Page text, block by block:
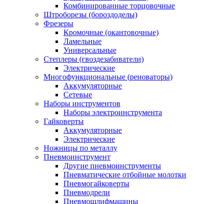
Комбинированные торцовочные
Штроборезы (бороздоделы)
Фрезеры
Кромочные (окантовочные)
Ламельные
Универсальные
Степлеры (гвоздезабиватели)
Электрические
Многофункциональные (реноваторы)
Аккумуляторные
Сетевые
Наборы инструментов
Наборы электроинструмента
Гайковерты
Аккумуляторные
Электрические
Ножницы по металлу
Пневмоинструмент
Другие пневмоинструменты
Пневматические отбойные молотки
Пневмогайковерты
Пневмодрели
Пневмошлифмашины